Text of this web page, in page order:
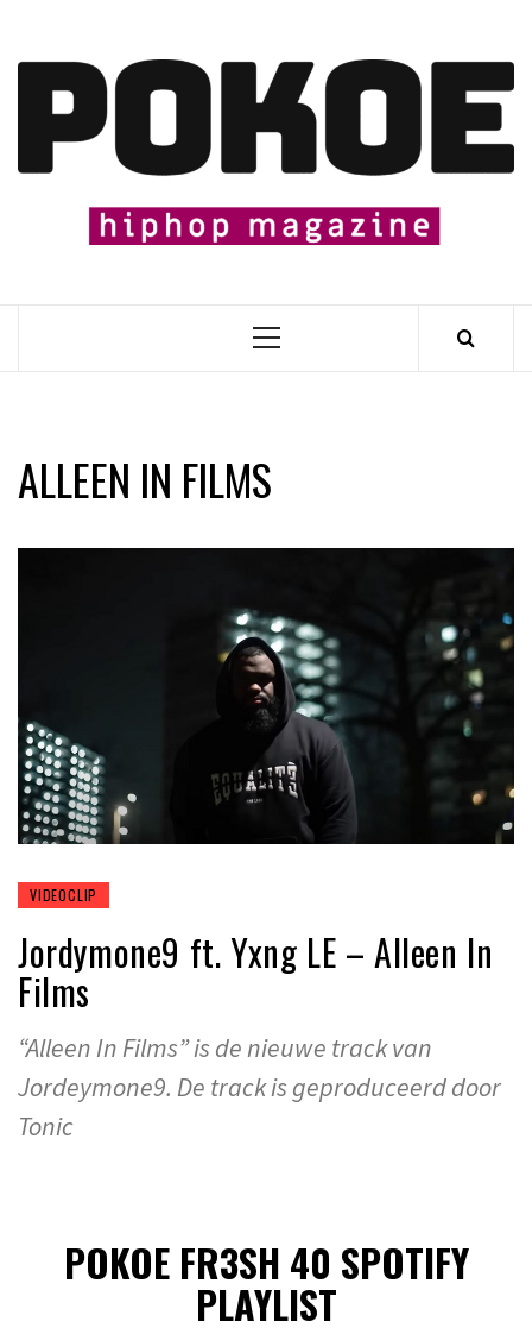
content
Primary
ALLEEN IN FILMS
VIDEOCLIP
Jordymone9 ft. Yxng LE – Alleen In
Films
“Alleen In Films” is de nieuwe track van
Jordeymone9. De track is geproduceerd door
Tonic
POKOE FR3SH 40 SPOTIFY
PLAYLIST